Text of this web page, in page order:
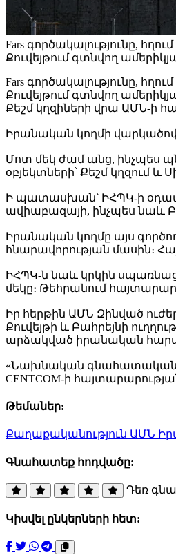
Fars գործակալությունը,
Քուվեյթում գտնվող
Fars գործակալությունը,
Քուվեյթում գտնվող
Քեշմ կղզիների վրա ԱՄՆ-ի
Իրանական կողմի
Մոտ մեկ ժամ անց, ինչպես
օբյեկտների՝ Քեշմ կղզում և
Ի պատասխան՝ ԻՀՊԿ-ի
ավիաբազայի, ինչպես նաև
Իրանական կողմը այս
հնարավորության մասին։
ԻՀՊԿ-ն նաև կրկին
մեկը։ Թեհրանում
Իր հերթին ԱՄՆ Զինված
Քուվեյթի և Բահրեյնի
արձակված իրանական
«Նախնական
CENTCOM-ի
Թեմաներ:
Քաղաքականություն ԱՄՆ
Գնահատեք հոդվածը:
Դեռ
Կիսվել ընկերների հետ: